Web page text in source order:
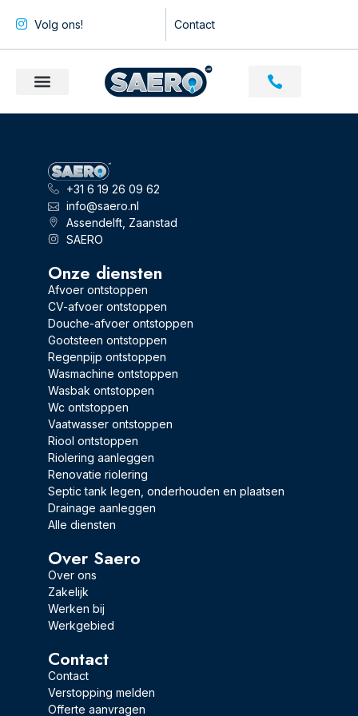
Volg ons! Contact
+31 6 19 26 09 62
info@saero.nl
Assendelft, Zaanstad
SAERO
Onze diensten
Afvoer ontstoppen
CV-afvoer ontstoppen
Douche-afvoer ontstoppen
Gootsteen ontstoppen
Regenpijp ontstoppen
Wasmachine ontstoppen
Wasbak ontstoppen
Wc ontstoppen
Vaatwasser ontstoppen
Riool ontstoppen
Riolering aanleggen
Renovatie riolering
Septic tank legen, onderhouden en plaatsen
Drainage aanleggen
Alle diensten
Over Saero
Over ons
Zakelijk
Werken bij
Werkgebied
Contact
Contact
Verstopping melden
Offerte aanvragen